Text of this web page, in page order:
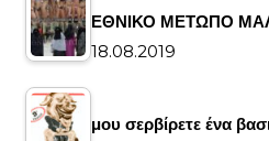
ΕΘΝΙΚΟ ΜΕΤΩΠΟ
18.08.2019
μου σερβίρετε ένα